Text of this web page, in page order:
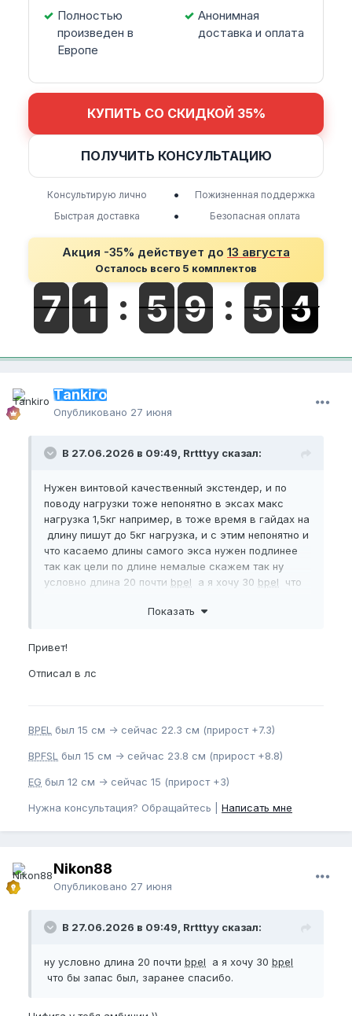
Полностью
произведен в
Европе
Анонимная
доставка и оплата
КУПИТЬ СО СКИДКОЙ 35%
ПОЛУЧИТЬ КОНСУЛЬТАЦИЮ
Консультирую лично •
Пожизненная поддержка
Быстрая доставка
• Безопасная оплата
Акция -35% действует до 13 августа
Осталось всего 5 комплектов
Tankiro
Опубликовано 27 июня
В 27.06.2026 в 09:49, Rrtttyy сказал:
Нужен винтовой качественный экстендер, и по
поводу нагрузки тоже непонятно в эксах макс
нагрузка 1,5кг например, в тоже время в гайдах на
длину пишут до 5кг нагрузка, и с этим непонятно и
что касаемо длины самого экса нужен подлинее
так как цели по длине немалые скажем так ну
условно длина 20 почти bpel а я хочу 30 bpel что
Показать
Привет!
Отписал в лс
BPEL был 15 см -> сейчас 22.3 см (прирост +7.3)
BPFSL был 15 см -> сейчас 23.8 см (прирост +8.8)
EG был 12 см -> сейчас 15 (прирост +3)
Нужна консультация? Обращайтесь | Написать мне
Nikon88
Опубликовано 27 июня
В 27.06.2026 в 09:49, Rrtttyy сказал:
ну условно длина 20 почти bpel а я хочу 30 bpel
что бы запас был, заранее спасибо.